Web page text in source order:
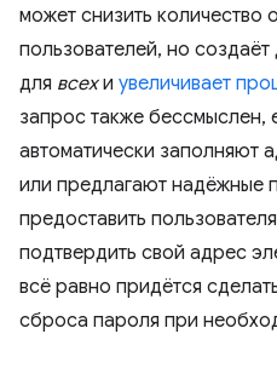
может снизить количество
пользователей, но
для всехи увеличивает
запрос также бессмыслен,
автоматически заполняют
или предлагают надёжные
предоставить
подтвердить свой адрес
всё равно придётся
сброса пароля при